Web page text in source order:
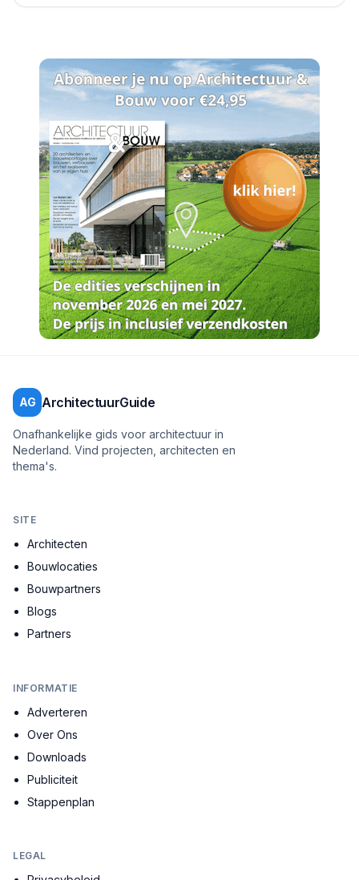
AG ArchitectuurGuide
Onafhankelijke gids voor architectuur in
Nederland. Vind projecten, architecten en
thema's.
SITE
Architecten
Bouwlocaties
Bouwpartners
Blogs
Partners
INFORMATIE
Adverteren
Over Ons
Downloads
Publiciteit
Stappenplan
LEGAL